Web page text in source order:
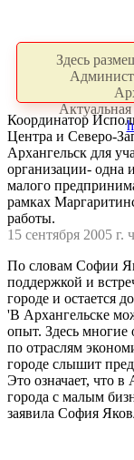
Здесь
Координатор
Центра и Северо-
Архангельск для
организации- одна
малого
рамках
работы.
15 сентября 2005 г.
По словам Софии
поддержкой и
городе и остается
'В Архангельске
опыт. Здесь многие
по отраслям
городе слышит
Это означает, что в
города с малым
заявила София